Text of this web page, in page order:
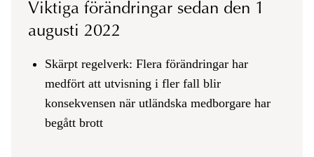
Viktiga förändringar sedan den 1
augusti 2022
Skärpt regelverk: Flera förändringar har
medfört att utvisning i fler fall blir
konsekvensen när utländska medborgare har
begått brott